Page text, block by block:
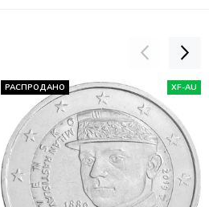
РАСПРОДАНО XF-AU